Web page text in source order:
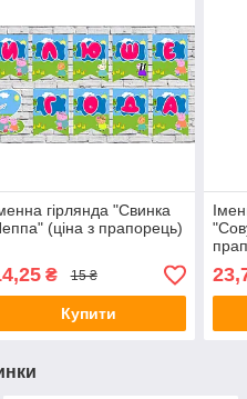
гірлянда "Свинка
(ціна з прапорець)
₴ 15 ₴
Купити